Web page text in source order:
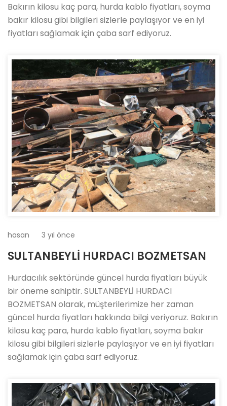
Bakırın kilosu kaç para, hurda kablo fiyatları, soyma
bakır kilosu gibi bilgileri sizlerle paylaşıyor ve en iyi
fiyatları sağlamak için çaba sarf ediyoruz.
hasan 3 yıl önce
SULTANBEYLİ HURDACI BOZMETSAN
Hurdacılık sektöründe güncel hurda fiyatları büyük
bir öneme sahiptir. SULTANBEYLİ HURDACI
BOZMETSAN olarak, müşterilerimize her zaman
güncel hurda fiyatları hakkında bilgi veriyoruz. Bakırın
kilosu kaç para, hurda kablo fiyatları, soyma bakır
kilosu gibi bilgileri sizlerle paylaşıyor ve en iyi fiyatları
sağlamak için çaba sarf ediyoruz.